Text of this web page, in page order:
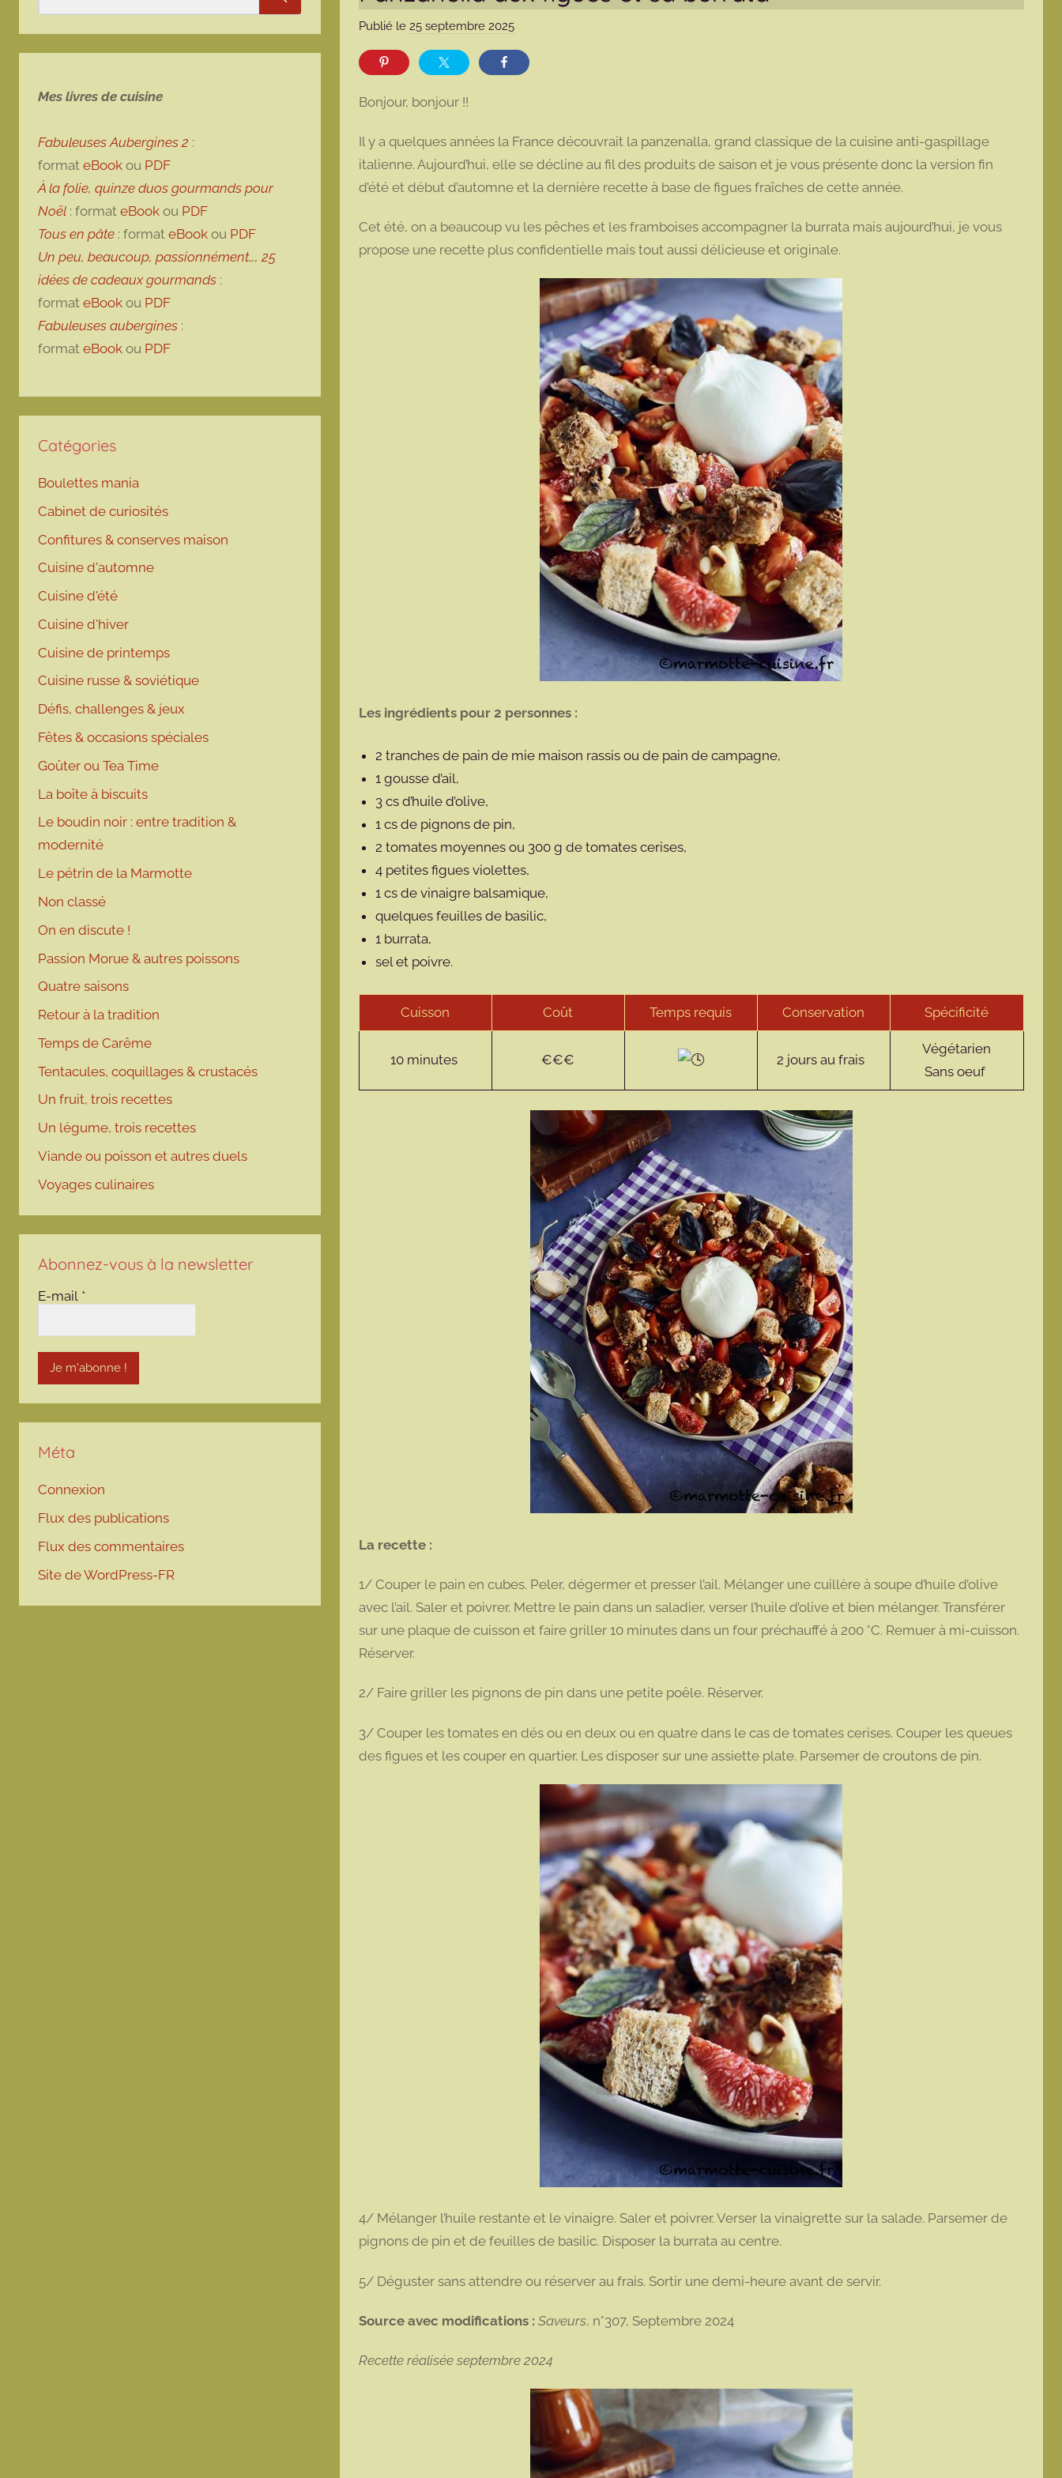
Publié le 25 septembre 2025p
m
o
t
e
Bonjour, bonjour !!
Il y a quelques années la France découvrait la panzenalla, grand classique de la cuisine anti-gaspillage
italienne. Aujourd’hui, elle se décline au fil des produits de saison et je vous présente donc la version fin
d’été et début d’automne et la dernière recette à base de figues fraîches de cette année.
Cet été, on a beaucoup vu les pêches et les framboises accompagner la burrata mais aujourd’hui, je vous
propose une recette plus confidentielle mais tout aussi délicieuse et originale.
Les ingrédients pour 2 personnes :
2 tranches de pain de mie maison rassis ou de pain de campagne,
1 gousse d’ail,
3 cs d’huile d’olive,
1 cs de pignons de pin,
2 tomates moyennes ou 300 g de tomates cerises,
4 petites figues violettes,
1 cs de vinaigre balsamique,
quelques feuilles de basilic,
1 burrata,
sel et poivre.
Cuisson Coût Temps requis Conservation Spécificité
10 minutes €€€ 2 jours au frais
Végétarien
Sans oeuf
La recette :
1/ Couper le pain en cubes. Peler, dégermer et presser l’ail. Mélanger une cuillère à soupe d’huile d’olive
avec l’ail. Saler et poivrer. Mettre le pain dans un saladier, verser l’huile d’olive et bien mélanger. Transférer
sur une plaque de cuisson et faire griller 10 minutes dans un four préchauffé à 200 °C. Remuer à mi-cuisson.
Réserver.
2/ Faire griller les pignons de pin dans une petite poêle. Réserver.
3/ Couper les tomates en dés ou en deux ou en quatre dans le cas de tomates cerises. Couper les queues
des figues et les couper en quartier. Les disposer sur une assiette plate. Parsemer de croutons de pin.
4/ Mélanger l’huile restante et le vinaigre. Saler et poivrer. Verser la vinaigrette sur la salade. Parsemer de
pignons de pin et de feuilles de basilic. Disposer la burrata au centre.
5/ Déguster sans attendre ou réserver au frais. Sortir une demi-heure avant de servir.
Source avec modifications : Saveurs, n°307, Septembre 2024
Recette réalisée septembre 2024
Rechercher
Mes livres de cuisine
Fabuleuses Aubergines 2 :
format eBook ou PDF
À la folie, quinze duos gourmands pour
Noël : format eBook ou PDF
Tous en pâte : format eBook ou PDF
Un peu, beaucoup, passionnément…, 25
idées de cadeaux gourmands :
format eBook ou PDF
Fabuleuses aubergines :
format eBook ou PDF
Catégories
Boulettes mania
Cabinet de curiosités
Confitures & conserves maison
Cuisine d'automne
Cuisine d'été
Cuisine d'hiver
Cuisine de printemps
Cuisine russe & soviétique
Défis, challenges & jeux
Fêtes & occasions spéciales
Goûter ou Tea Time
La boîte à biscuits
Le boudin noir : entre tradition &
modernité
Le pétrin de la Marmotte
Non classé
On en discute !
Passion Morue & autres poissons
Quatre saisons
Retour à la tradition
Temps de Carême
Tentacules, coquillages & crustacés
Un fruit, trois recettes
Un légume, trois recettes
Viande ou poisson et autres duels
Voyages culinaires
Abonnez-vous à la newsletter
E-mail *
Méta
Connexion
Flux des publications
Flux des commentaires
Site de WordPress-FR